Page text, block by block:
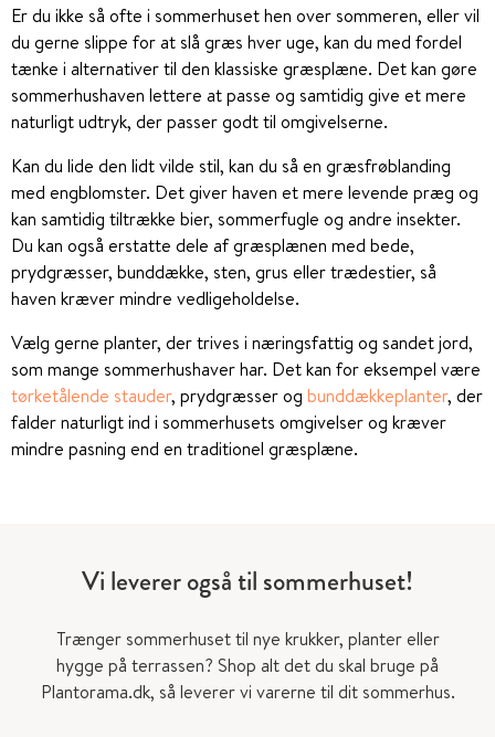
Er du ikke så ofte i sommerhuset hen over sommeren, eller vil
du gerne slippe for at slå græs hver uge, kan du med fordel
tænke i alternativer til den klassiske græsplæne. Det kan gøre
sommerhushaven lettere at passe og samtidig give et mere
naturligt udtryk, der passer godt til omgivelserne.
Kan du lide den lidt vilde stil, kan du så en græsfrøblanding
med engblomster. Det giver haven et mere levende præg og
kan samtidig tiltrække bier, sommerfugle og andre insekter.
Du kan også erstatte dele af græsplænen med bede,
prydgræsser, bunddække, sten, grus eller trædestier, så
haven kræver mindre vedligeholdelse.
Vælg gerne planter, der trives i næringsfattig og sandet jord,
som mange sommerhushaver har. Det kan for eksempel være
tørketålende stauder, prydgræsser og bunddækkeplanter, der
falder naturligt ind i sommerhusets omgivelser og kræver
mindre pasning end en traditionel græsplæne.
Vi leverer også til sommerhuset!
Trænger sommerhuset til nye krukker, planter eller
hygge på terrassen? Shop alt det du skal bruge på
Plantorama.dk, så leverer vi varerne til dit sommerhus.